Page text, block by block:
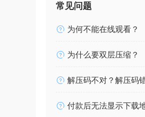
常见问题
为何不能在线观看？
为什么要双层压缩？
解压码不对？解压码
付款后无法显示下载